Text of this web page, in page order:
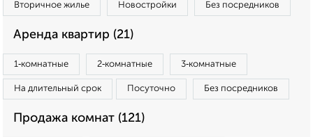
Вторичное жилье Новостройки Без посредников
Аренда квартир (21)
1‑комнатные 2‑комнатные 3‑комнатные
На длительный срок Посуточно Без посредников
Продажа комнат (121)